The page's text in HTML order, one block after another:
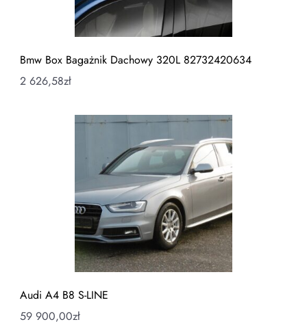
Bmw Box Bagażnik Dachowy 320L 82732420634
2 626,58zł
Audi A4 B8 S-LINE
59 900,00zł